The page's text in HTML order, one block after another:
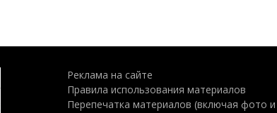
Реклама на сайте
Правила использования материалов
Перепечатка материалов (включая фото и